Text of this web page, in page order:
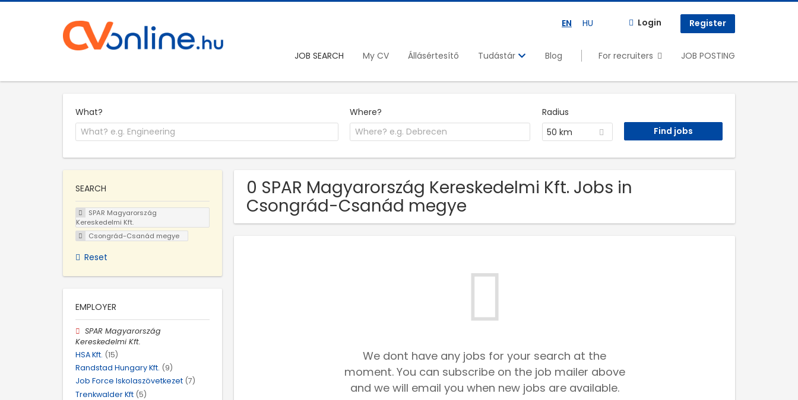
EN HU Login Register
JOB SEARCH My CV Állásértesítő Tudástár Blog For recruiters JOB POSTING
What? Where?
Radius
50 km
0 SPAR Magyarország Kereskedelmi Kft. Jobs in
Csongrád-Csanád megye
We dont have any jobs for your search at the
moment. You can subscribe on the job mailer above
and we will email you when new jobs are available.
SEARCH
SPAR Magyarország
Kereskedelmi Kft.
Csongrád-Csanád megye
Reset
EMPLOYER
SPAR Magyarország
Kereskedelmi Kft.
HSA Kft. (15)
Randstad Hungary Kft. (9)
Job Force Iskolaszövetkezet (7)
Trenkwalder Kft (5)